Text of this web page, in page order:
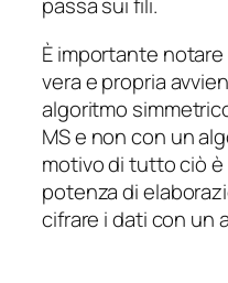
passa sui fili.
È importante
vera e propria
algoritmo
MS e non con un
motivo di tutto ciò
potenza di
cifrare i dati con un